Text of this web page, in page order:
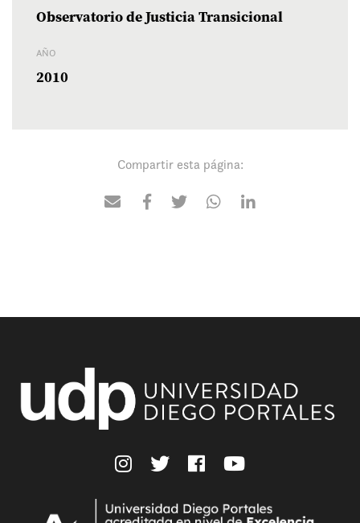
Observatorio de Justicia Transicional
AÑO
2010
Compartir esta página: